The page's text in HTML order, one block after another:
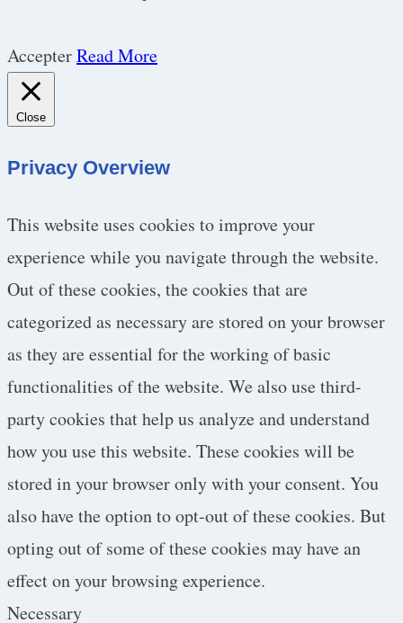
AccepterRead More
Close
Privacy Overview
This website uses cookies to improve your
experience while you navigate through the website.
Out of these cookies, the cookies that are
categorized as necessary are stored on your browser
as they are essential for the working of basic
functionalities of the website. We also use third-
party cookies that help us analyze and understand
how you use this website. These cookies will be
stored in your browser only with your consent. You
also have the option to opt-out of these cookies. But
opting out of some of these cookies may have an
effect on your browsing experience.
Necessary